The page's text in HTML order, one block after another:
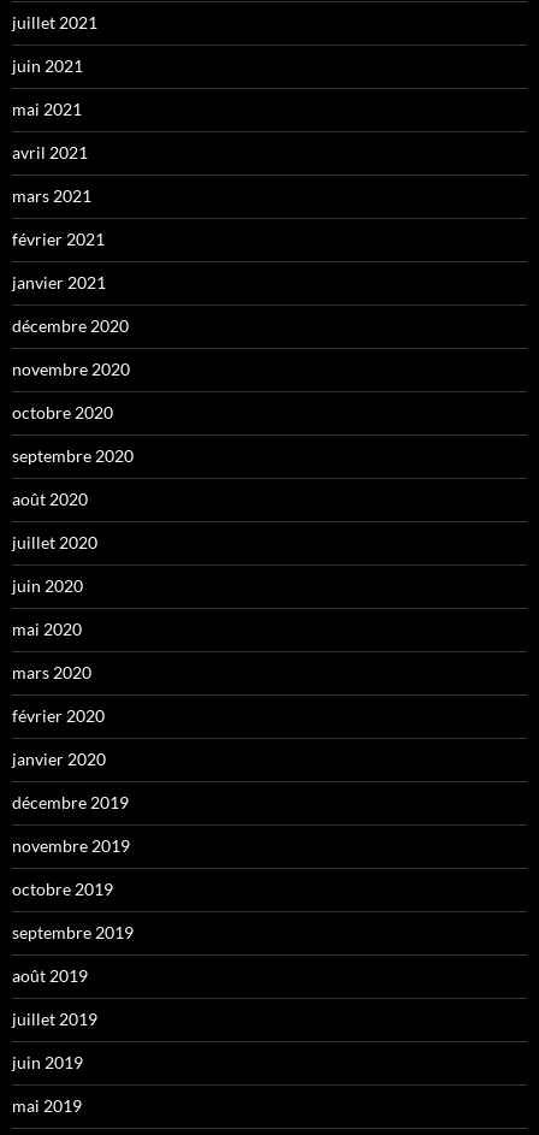
juillet 2021
juin 2021
mai 2021
avril 2021
mars 2021
février 2021
janvier 2021
décembre 2020
novembre 2020
octobre 2020
septembre 2020
août 2020
juillet 2020
juin 2020
mai 2020
mars 2020
février 2020
janvier 2020
décembre 2019
novembre 2019
octobre 2019
septembre 2019
août 2019
juillet 2019
juin 2019
mai 2019